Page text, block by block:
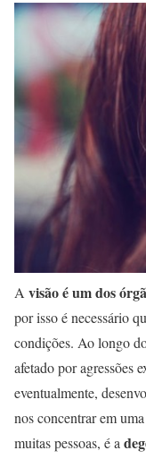
A visão é um dos
por isso é necessário
condições. Ao longo
afetado por agressões
eventualmente,
nos concentrar em
muitas pessoas, é a